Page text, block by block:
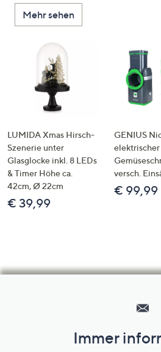
Mehr sehen
LUMIDA Xmas Hirsch-
Szenerie unter
Glasglocke inkl. 8 LEDs
& Timer Höhe ca.
42cm, Ø 22cm
€ 39,99
GENIUS
elektrischer
versch.
€ 99,99
Immer